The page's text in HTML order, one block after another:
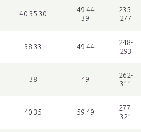
40 35 30
49 44
39
235-
277
38 33 49 44
248-
293
38 49
262-
311
40 35 59 49
277-
321